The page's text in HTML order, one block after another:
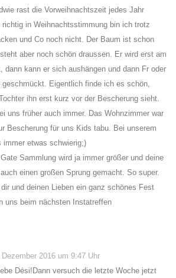
rast die Vorweihnachtszeit jedes Jahr
richtig in Weihnachtsstimmung bin ich trotz
und Co noch nicht. Der Baum ist schon
aber noch schön draussen. Er wird erst am
dann kann er sich aushängen und dann Fr oder
geschmückt. Eigentlich finde ich es schön,
ihn erst kurz vor der Bescherung sieht.
uns früher auch immer. Das Wohnzimmer war
Bescherung für uns Kids tabu. Bei unserem
immer etwas schwierig;)
Sammlung wird ja immer größer und deine
einen großen Sprung gemacht. So super.
dir und deinen Lieben ein ganz schönes Fest
uns beim nächsten Instatreffen
Dezember 2016 um 9:47 Uhr
Dési!Dann versuch die letzte Woche jetzt